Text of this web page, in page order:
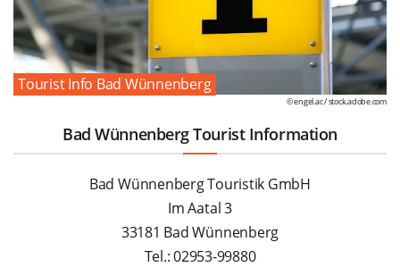
Tourist Info Bad Wünnenberg
© engel.ac /stock.adobe.com
Bad Wünnenberg Tourist Information
Bad Wünnenberg Touristik GmbH
Im Aatal 3
33181 Bad Wünnenberg
Tel.: 02953-99880